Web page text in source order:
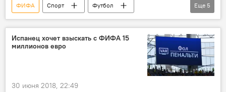
ФИФА Спорт
Футбол
Азербайджан
Монголия
Победа
Джанни Де Бьязи
Республиканский стадион им. Тофика Бахрамова
Еще 5
Испанец хочет взыскать с ФИФА 15
миллионов евро
30 июня 2018, 22:49